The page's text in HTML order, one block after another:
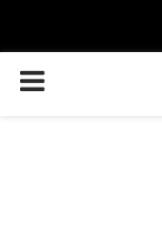
PRIMARY